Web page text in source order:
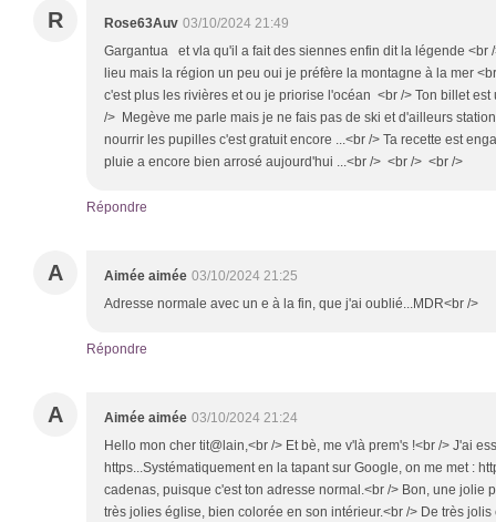
R Rose63Auv 03/10/2024 21:49
Gargantua et vla qu'il a fait des siennes enfin dit la légende <br
lieu mais la région un peu oui je préfère la montagne à la mer
c'est plus les rivières et ou je priorise l'océan <br /> Ton billet
/> Megève me parle mais je ne fais pas de ski et d'ailleurs
nourrir les pupilles c'est gratuit encore ...<br /> Ta recette est
pluie a encore bien arrosé aujourd'hui ...<br /> <br /> <br />
Répondre
A Aimée aimée 03/10/2024 21:25
Adresse normale avec un e à la fin, que j'ai oublié...MDR<br />
Répondre
A Aimée aimée 03/10/2024 21:24
Hello mon cher tit@lain,<br /> Et bè, me v'là prem's !<br /> J'ai
https...Systématiquement en la tapant sur Google, on me met :
cadenas, puisque c'est ton adresse normal.<br /> Bon, une jolie
très jolies église, bien colorée en son intérieur.<br /> De très